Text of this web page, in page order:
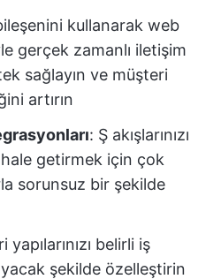
kullanarak web
gerçek zamanlı iletişim
sağlayın ve müşteri
artırın
: Ş akışlarınızı
getirmek için çok
sorunsuz bir şekilde
yapılarınızı belirli iş
şekilde özelleştirin